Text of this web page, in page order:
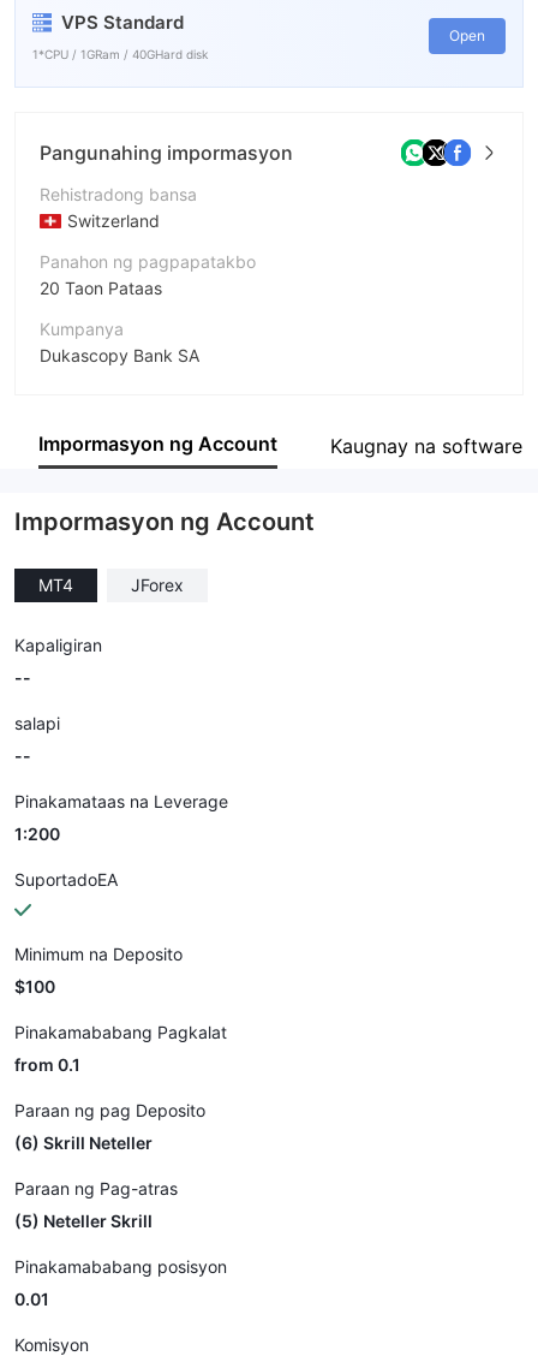
VPS Standard
1*CPU / 1GRam / 40GHard disk
Open
Pangunahing impormasyon
Rehistradong bansa
Switzerland
Panahon ng pagpapatakbo
20 Taon Pataas
Kumpanya
Dukascopy Bank SA
empleyado ng kumpanya
Impormasyon ng Account Kaugnay na software
Impormasyon ng Account
MT4 JForex
Kapaligiran
--
salapi
--
Pinakamataas na Leverage
1:200
SuportadoEA
Minimum na Deposito
$100
Pinakamababang Pagkalat
from 0.1
Paraan ng pag Deposito
(6) Skrill Neteller
Paraan ng Pag-atras
(5) Neteller Skrill
Pinakamababang posisyon
0.01
Komisyon